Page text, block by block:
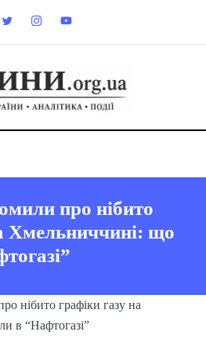
про нібито
Хмельниччині: що